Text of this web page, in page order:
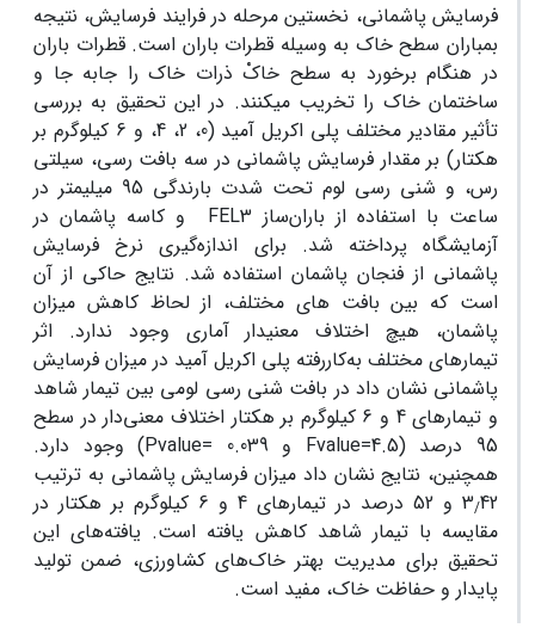
فرسایش پاشمانی، نخستین مرحله در فرایند فرسایش، نتیجه
بمباران سطح خاک به وسیله قطرات باران است. قطرات باران
در هنگام برخورد به سطح خاکْ ذرات خاک را جابه ‏جا و
ساختمان خاک را تخریب می‏کنند. در این تحقیق به بررسی
تأثیر مقادیر مختلف پلی ‏اکریل‏ آمید (0، 2، 4، و 6 کیلوگرم بر
هکتار) بر مقدار فرسایش پاشمانی در سه بافت رسی، سیلتی
رس، و شنی رسی لوم تحت شدت بارندگی 95 میلی‏متر در
ساعت با استفاده از باران‌ساز FEL3 و کاسه پاشمان در
آزمایشگاه پرداخته شد. برای اندازه‌گیری نرخ فرسایش
پاشمانی از فنجان پاشمان استفاده شد. نتایج حاکی از آن
است که بین بافت‏ های مختلف، از لحاظ کاهش میزان
پاشمان، هیچ اختلاف معنی‏دار آماری وجود ندارد. اثر
تیمارهای مختلف به‌کاررفته پلی‏ اکریل ‏آمید در میزان فرسایش
پاشمانی نشان داد در بافت شنی رسی لومی بین تیمار شاهد
و تیمارهای 4 و 6 کیلوگرم بر هکتار اختلاف معنی‌دار در سطح
95 درصد (Fvalue=4.5 و Pvalue= 0.039) وجود دارد.
همچنین، نتایج نشان داد میزان فرسایش پاشمانی به ترتیب
3/
42 و 52 درصد در تیمارهای 4 و 6 کیلوگرم بر هکتار در
مقایسه با تیمار شاهد کاهش یافته است. یافته‌های این
تحقیق برای مدیریت بهتر خاک‌های کشاورزی، ضمن تولید
پایدار و حفاظت خاک، مفید است.